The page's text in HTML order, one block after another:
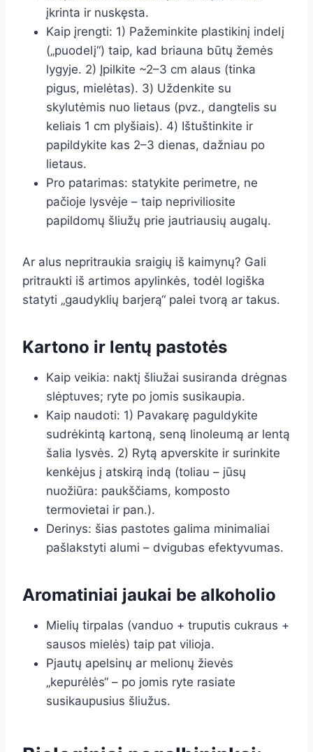
įkrinta ir nuskęsta.
Kaip įrengti: 1) Pažeminkite plastikinį indelį
(„puodelį“) taip, kad briauna būtų žemės
lygyje. 2) Įpilkite ~2–3 cm alaus (tinka
pigus, mielėtas). 3) Uždenkite su
skylutėmis nuo lietaus (pvz., dangtelis su
keliais 1 cm plyšiais). 4) Ištuštinkite ir
papildykite kas 2–3 dienas, dažniau po
lietaus.
Pro patarimas: statykite perimetre, ne
pačioje lysvėje – taip nepriviliosite
papildomų šliužų prie jautriausių augalų.
Ar alus nepritraukia sraigių iš kaimynų? Gali
pritraukti iš artimos apylinkės, todėl logiška
statyti „gaudyklių barjerą“ palei tvorą ar takus.
Kartono ir lentų pastotės
Kaip veikia: naktį šliužai susiranda drėgnas
slėptuves; ryte po jomis susikaupia.
Kaip naudoti: 1) Pavakarę paguldykite
sudrėkintą kartoną, seną linoleumą ar lentą
šalia lysvės. 2) Rytą apverskite ir surinkite
kenkėjus į atskirą indą (toliau – jūsų
nuožiūra: paukščiams, komposto
termovietai ir pan.).
Derinys: šias pastotes galima minimaliai
pašlakstyti alumi – dvigubas efektyvumas.
Aromatiniai jaukai be alkoholio
Mielių tirpalas (vanduo + truputis cukraus +
sausos mielės) taip pat vilioja.
Pjautų apelsinų ar melionų žievės
„kepurėlės“ – po jomis ryte rasiate
susikaupusius šliužus.